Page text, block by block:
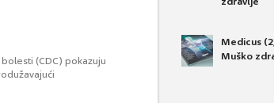
(CDC) pokazuju
Medicus
Muško